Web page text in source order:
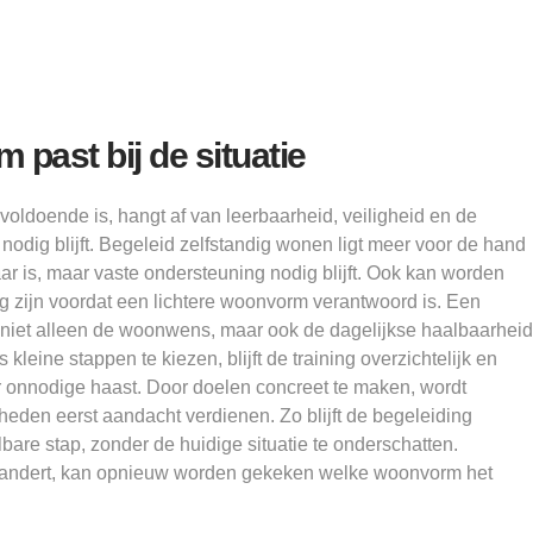
past bij de situatie
is, hangt af van leerbaarheid, veiligheid en de
blijft. Begeleid zelfstandig wonen ligt meer voor de hand
is, maar vaste ondersteuning nodig blijft. Ook kan worden
zijn voordat een lichtere woonvorm verantwoord is. Een
alleen de woonwens, maar ook de dagelijkse haalbaarheid
kleine stappen te kiezen, blijft de training overzichtelijk en
haast. Door doelen concreet te maken, wordt
eerst aandacht verdienen. Zo blijft de begeleiding
stap, zonder de huidige situatie te onderschatten.
kan opnieuw worden gekeken welke woonvorm het